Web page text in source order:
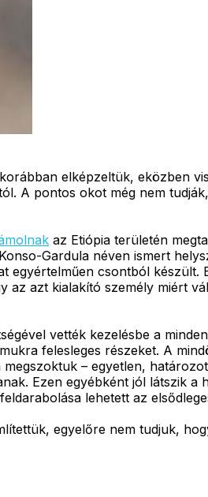
elképzeltük, eközben
A pontos okot még nem
az Etiópia területén
Gardula néven ismert
egyértelműen csontból készült.
az azt kialakító személy miért
vették kezelésbe a
felesleges részeket. A
– egyetlen,
Ezen egyébként jól látszik a
lehetett az
egyelőre nem tudjuk,